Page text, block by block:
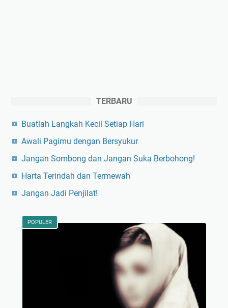
TERBARU
Buatlah Langkah Kecil Setiap Hari
Awali Pagimu dengan Bersyukur
Jangan Sombong dan Jangan Suka Berbohong!
Harta Terindah dan Termewah
Jangan Jadi Penjilat!
POPULER